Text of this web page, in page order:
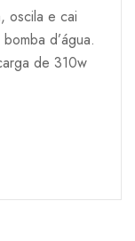
oscila e cai
d’água.
de 310w